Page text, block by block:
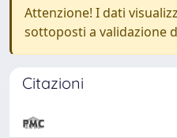
Attenzione! I dati
sottoposti a validazione
Citazioni